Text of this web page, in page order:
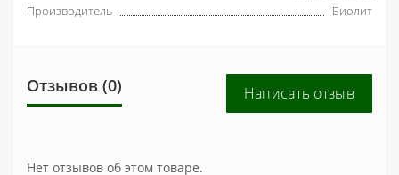
Производитель
Биолит
Отзывов (0) Написать отзыв
Нет отзывов об этом товаре.